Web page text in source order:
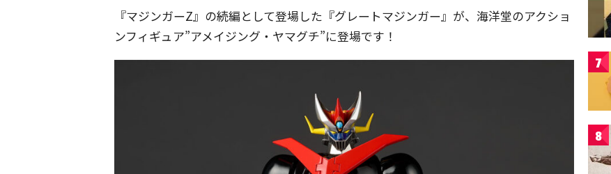
『マジンガーZ』の続編として登場した『グレートマジンガー』が、海洋堂のアクショ
ンフィギュア”アメイジング・ヤマグチ”に登場です！
7
8